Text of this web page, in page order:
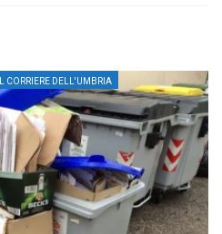
IL CORRIERE DELL'UMBRIA